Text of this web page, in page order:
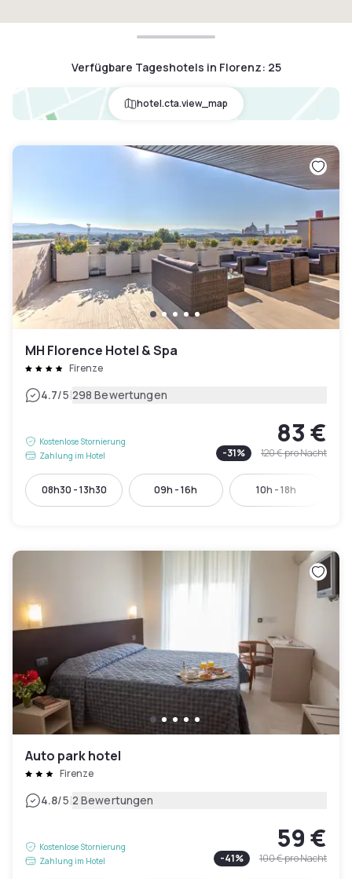
Verfügbare Tageshotels in Florenz: 25
hotel.cta.view_map
MH Florence Hotel & Spa
Firenze
4.7/5|298 Bewertungen
Kostenlose Stornierung
Zahlung im Hotel
83 €
-31% 120 €pro Nacht
08h30 - 13h30 09h - 16h 10h - 18h
Auto park hotel
Firenze
4.8/5|2 Bewertungen
Kostenlose Stornierung
Zahlung im Hotel
59 €
-41% 100 €pro Nacht